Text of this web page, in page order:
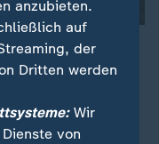
der Welt - "Flow
des
anzubieten.
auf
der
Dritten werden
Wir
von